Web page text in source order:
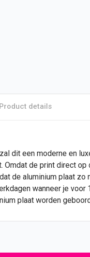
Product details
dit een moderne en
Omdat de print direct op
de aluminium plaat zo
wanneer je voor
plaat worden